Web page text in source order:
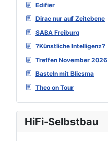
Edifier
Dirac nur auf Zeitebene
SABA Freiburg
?Künstliche Intelligenz?
Treffen November 2026
Basteln mit Bliesma
Theo on Tour
HiFi-Selbstbau